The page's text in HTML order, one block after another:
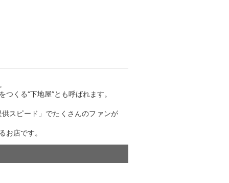
くる“下地屋”とも呼ばれます。
スピード」でたくさんのファンが
お店です。